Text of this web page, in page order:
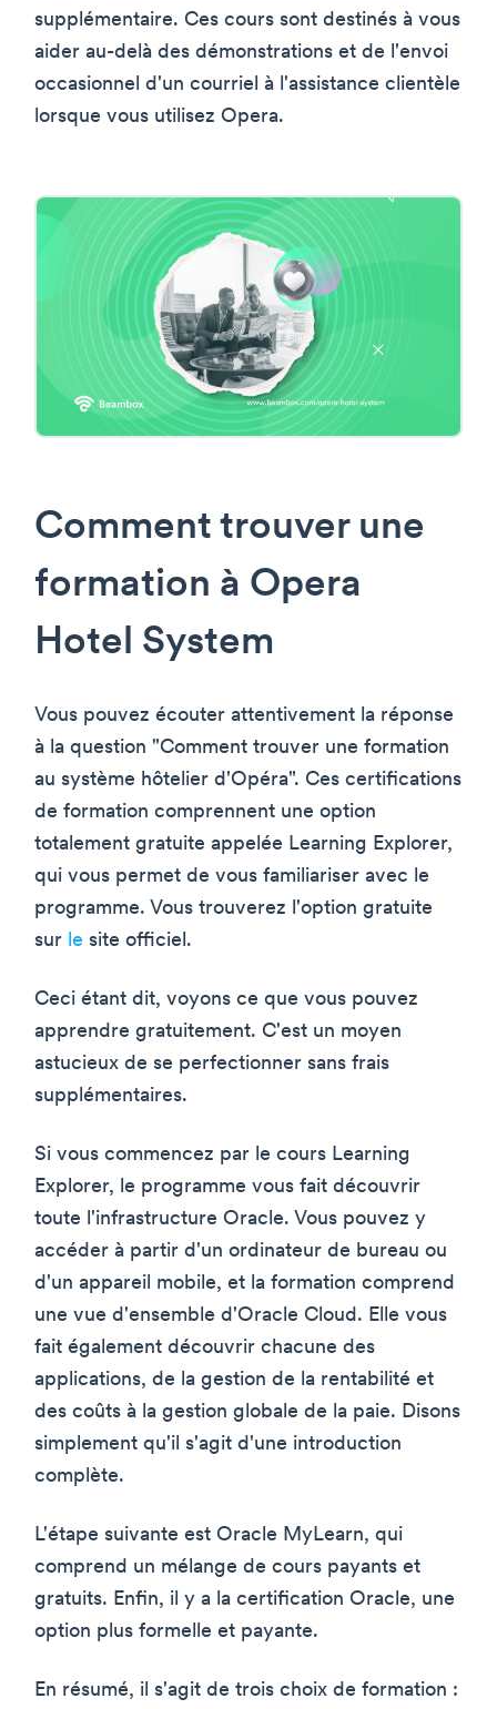
supplémentaire. Ces cours sont destinés à vous
aider au-delà des démonstrations et de l'envoi
occasionnel d'un courriel à l'assistance clientèle
lorsque vous utilisez Opera.
Comment trouver une
formation à Opera
Hotel System
Vous pouvez écouter attentivement la réponse
à la question "Comment trouver une formation
au système hôtelier d'Opéra". Ces certifications
de formation comprennent une option
totalement gratuite appelée Learning Explorer,
qui vous permet de vous familiariser avec le
programme. Vous trouverez l'option gratuite
sur le site officiel.
Ceci étant dit, voyons ce que vous pouvez
apprendre gratuitement. C'est un moyen
astucieux de se perfectionner sans frais
supplémentaires.
Si vous commencez par le cours Learning
Explorer, le programme vous fait découvrir
toute l'infrastructure Oracle. Vous pouvez y
accéder à partir d'un ordinateur de bureau ou
d'un appareil mobile, et la formation comprend
une vue d'ensemble d'Oracle Cloud. Elle vous
fait également découvrir chacune des
applications, de la gestion de la rentabilité et
des coûts à la gestion globale de la paie. Disons
simplement qu'il s'agit d'une introduction
complète.
L'étape suivante est Oracle MyLearn, qui
comprend un mélange de cours payants et
gratuits. Enfin, il y a la certification Oracle, une
option plus formelle et payante.
En résumé, il s'agit de trois choix de formation :